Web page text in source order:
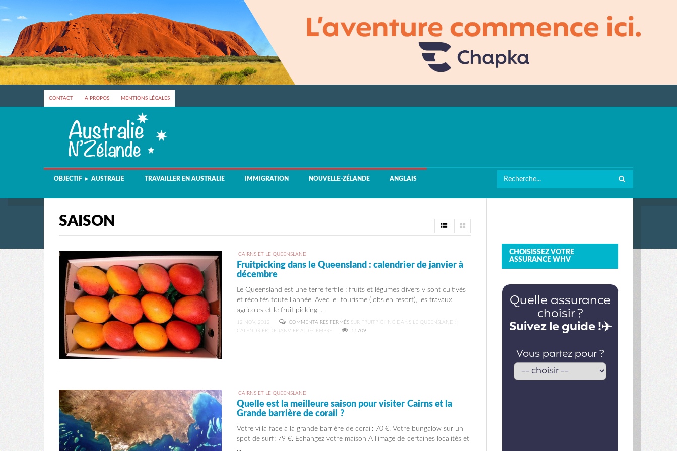
CONTACT A PROPOS MENTIONS LÉGALES
OBJECTIF ► AUSTRALIE TRAVAILLER EN AUSTRALIE IMMIGRATION NOUVELLE-ZÉLANDE ANGLAIS
SAISON
CAIRNS ET LE QUEENSLAND
Fruitpicking dans le Queensland : calendrier de janvier à
décembre
Le Queensland est une terre fertile : fruits et légumes divers y sont cultivés
et récoltés toute l’année. Avec le tourisme (jobs en resort), les travaux
agricoles et le fruit picking ...
12 NOV, 2012 COMMENTAIRES FERMÉS SUR FRUITPICKING DANS LE QUEENSLAND :
CALENDRIER DE JANVIER À DÉCEMBRE
11709
CAIRNS ET LE QUEENSLAND
Quelle est la meilleure saison pour visiter Cairns et la
Grande barrière de corail ?
Votre villa face à la grande barrière de corail: 70 €. Votre bungalow sur un
spot de surf: 79 €. Echangez votre maison A l’image de certaines localités et
...
CHOISISSEZ VOTRE
ASSURANCE WHV